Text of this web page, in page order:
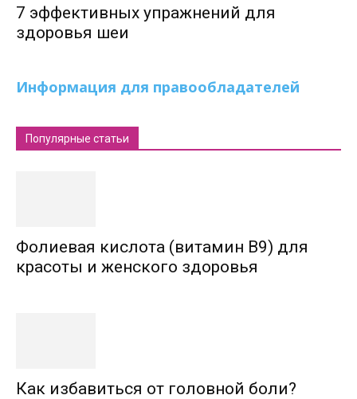
7 эффективных упражнений для
здоровья шеи
Информация для правообладателей
Популярные статьи
Фолиевая кислота (витамин В9) для
красоты и женского здоровья
Как избавиться от головной боли?